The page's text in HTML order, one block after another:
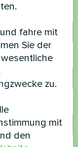
fahre mit
Sie der
zu.
mit
den